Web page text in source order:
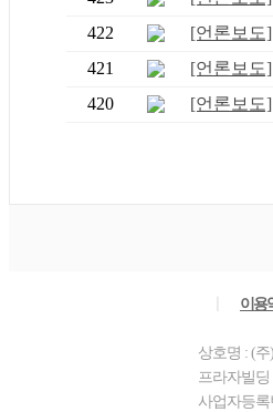
422
[언론보도
421
[언론보도
420
[언론보도
이용
상호명 : (
프라자빌딩
사업자등록